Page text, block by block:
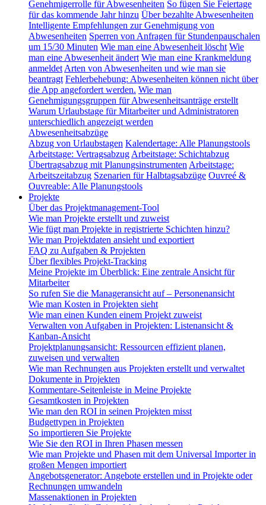
Genehmigerrolle für Abwesenheiten So fügen Sie Feiertage
für das kommende Jahr hinzu Über bezahlte Abwesenheiten
Intelligente Empfehlungen zur Genehmigung von
Abwesenheiten Sperren von Anfragen für Stundenpauschalen
um 15/30 Minuten Wie man eine Abwesenheit löscht Wie
man eine Abwesenheit ändert Wie man eine Krankmeldung
anmeldet Arten von Abwesenheiten und wie man sie
beantragt Fehlerbehebung: Abwesenheiten können nicht über
die App angefordert werden. Wie man
Genehmigungsgruppen für Abwesenheitsanträge erstellt
Warum Urlaubstage für Mitarbeiter und Administratoren
unterschiedlich angezeigt werden
Abwesenheitsabzüge
Abzug von Urlaubstagen Kalendertage: Alle Planungstools
Arbeitstage: Vertragsabzug Arbeitstage: Schichtabzug
Übertragsabzug mit Planungsinstrumenten Arbeitstage:
Arbeitszeitabzug Szenarien für Halbtagsabzüge Ouvreé &
Ouvreable: Alle Planungstools
Projekte
Über das Projektmanagement-Tool
Wie man Projekte erstellt und zuweist
Wie fügt man Projekte in registrierte Schichten hinzu?
Wie man Projektdaten ansieht und exportiert
FAQ zu Aufgaben & Projekten
Über flexibles Projekt-Tracking
Meine Projekte im Überblick: Eine zentrale Ansicht für
Mitarbeiter
So rufen Sie die Manageransicht auf – Personenansicht
Wie man Kosten in Projekten sieht
Wie man einen Kunden einem Projekt zuweist
Verwalten von Aufgaben in Projekten: Listenansicht &
Kanban-Ansicht
Projektplanungsansicht: Ressourcen effizient planen,
zuweisen und verwalten
Wie man Rechnungen aus Projekten erstellt und verwaltet
Dokumente in Projekten
Kommentare-Seitenleiste in Meine Projekte
Gesamtkosten in Projekten
Wie man den ROI in seinen Projekten misst
Budgettypen in Projekten
So importieren Sie Projekte
Wie Sie den ROI in Ihren Phasen messen
Wie man Projekte und Phasen mit dem Universal Importer in
großen Mengen importiert
Angebotsgenerator: Angebote erstellen und in Projekte oder
Rechnungen umwandeln
Massenaktionen in Projekten